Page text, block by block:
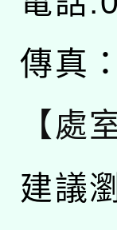
傳真
【處
建議